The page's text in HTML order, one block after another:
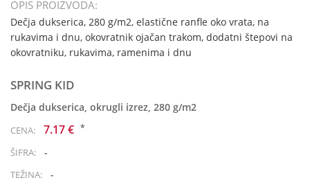
OPIS PROIZVODA:
Dečja dukserica, 280 g/m2, elastične ranfle oko vrata, na
rukavima i dnu, okovratnik ojačan trakom, dodatni štepovi na
okovratniku, rukavima, ramenima i dnu
SPRING KID
Dečja dukserica, okrugli izrez, 280 g/m2
CENA: 7.17 € *
ŠIFRA: -
TEŽINA: -